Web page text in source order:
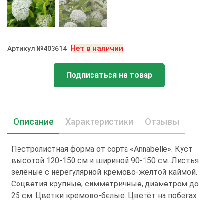
Артикул №403614 Нет в наличии
Подписаться на товар
Описание Характеристики Отзывы
Пестролистная форма от сорта «Annabelle». Куст
высотой 120-150 см и шириной 90-150 см. Листья
зелёные с нерегулярной кремово-жёлтой каймой.
Соцветия крупные, симметричные, диаметром до
25 см. Цветки кремово-белые. Цветёт на побегах